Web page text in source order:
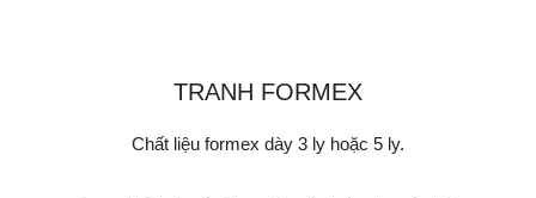
TRANH FORMEX
Chất liệu formex dày 3 ly hoặc 5 ly.